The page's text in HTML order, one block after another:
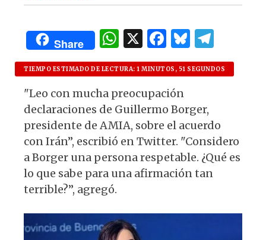
Share
W
h
at
s
A
p
p
X F
a
c
e
b
o
o
k
B
lu
es
y
el
e
m
TIEMPO ESTIMADO DE LECTURA: 1 MINUTOS, 51 SEGUNDOS
"Leo con mucha preocupación
declaraciones de Guillermo Borger,
presidente de AMIA, sobre el acuerdo
con Irán”, escribió en Twitter. "Considero
a Borger una persona respetable. ¿Qué es
lo que sabe para una afirmación tan
terrible?”, agregó.